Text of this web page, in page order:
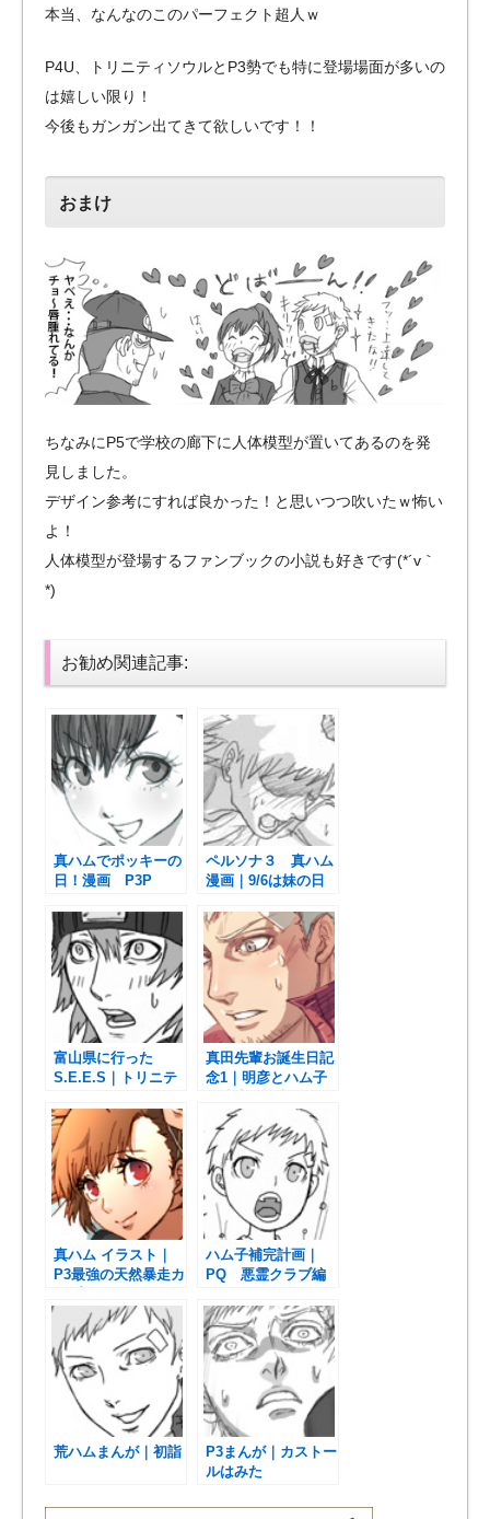
本当、なんなのこのパーフェクト超人ｗ
P4U、トリニティソウルとP3勢でも特に登場場面が多いの
は嬉しい限り！
今後もガンガン出てきて欲しいです！！
おまけ
ちなみにP5で学校の廊下に人体模型が置いてあるのを発
見しました。
デザイン参考にすれば良かった！と思いつつ吹いたｗ怖い
よ！
人体模型が登場するファンブックの小説も好きです(*´v｀
*)
お勧め関連記事:
真ハムでポッキーの
日！漫画 P3P
ペルソナ３ 真ハム
漫画｜9/6は妹の日
富山県に行った
S.E.E.S｜トリニテ
真田先輩お誕生日記
念1｜明彦とハム子
真ハム イラスト｜
P3最強の天然暴走カ
ハム子補完計画｜
PQ 悪霊クラブ編
荒ハムまんが｜初詣
P3まんが｜カストー
ルはみた